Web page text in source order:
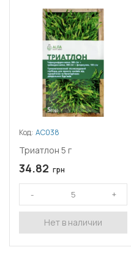
Код: АС038
Триатлон 5 г
34.82 грн
Нет в наличии